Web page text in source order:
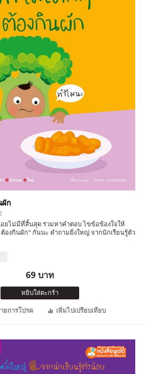
ผัก
ยไม่มีที่สิ้นสุด ร่วมหาคำตอบ ไขข้อข้องใจให้
ต้องกินผัก" กันนะ คำถามยิ่งใหญ่ จากนักเรียนรู้ตัว
69 บาท
หยิบใส่ตะกร้า
ยการโปรด
เพิ่มไปเปรียบเทียบ